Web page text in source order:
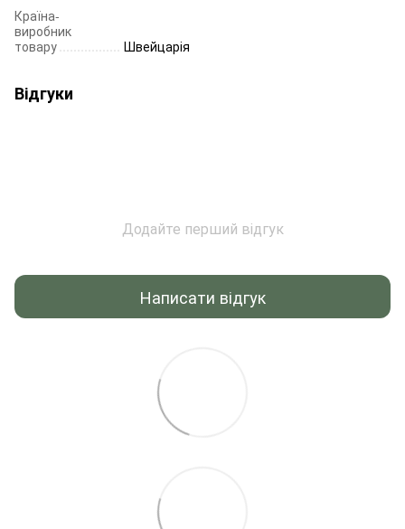
Країна-
виробник
товару
Швейцарія
Відгуки
Додайте перший відгук
Написати відгук